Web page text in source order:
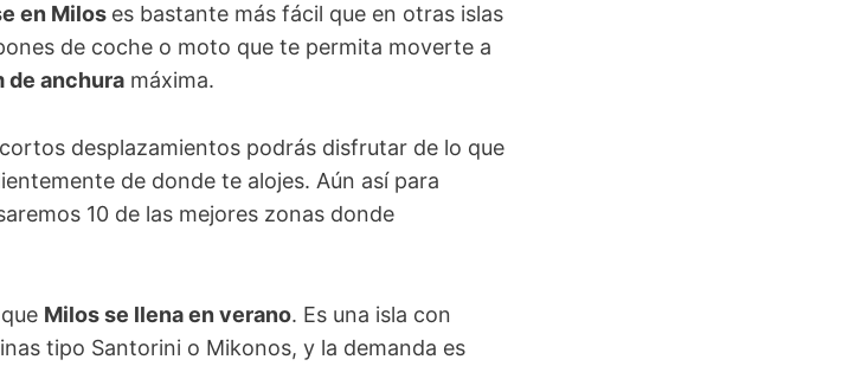
en Milos es bastante más fácil que en otras islas
de coche o moto que te permita moverte a
de anchura máxima.
desplazamientos podrás disfrutar de lo que
de donde te alojes. Aún así para
10 de las mejores zonas donde
Milos se llena en verano. Es una isla con
tipo Santorini o Mikonos, y la demanda es